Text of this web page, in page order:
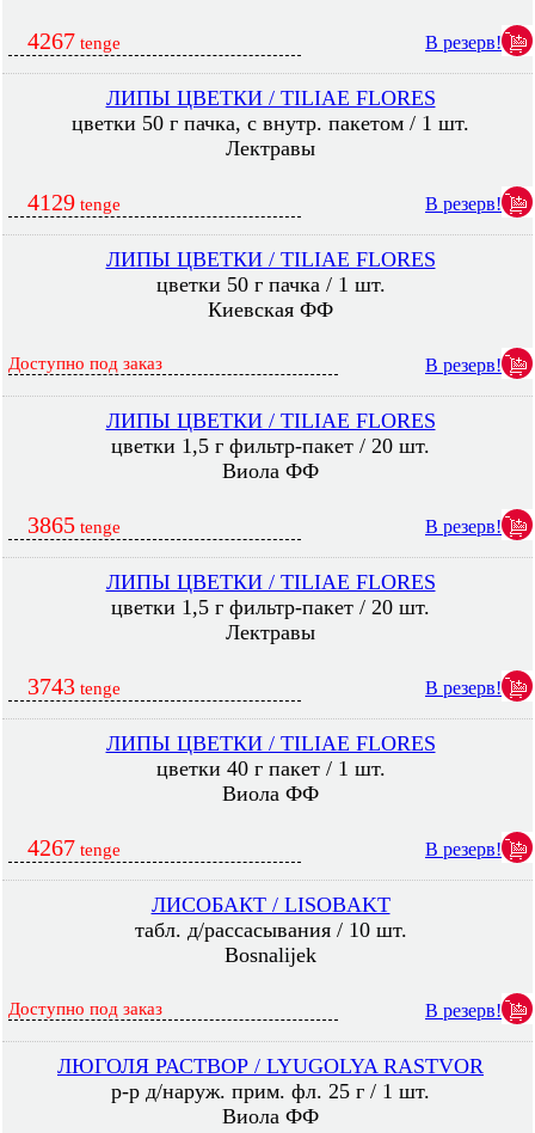
4267 tenge В резерв!
ЛИПЫ ЦВЕТКИ / TILIAE FLORES
цветки 50 г пачка, с внутр. пакетом / 1 шт.
Лектравы
4129 tenge В резерв!
ЛИПЫ ЦВЕТКИ / TILIAE FLORES
цветки 50 г пачка / 1 шт.
Киевская ФФ
Доступно под заказ В резерв!
ЛИПЫ ЦВЕТКИ / TILIAE FLORES
цветки 1,5 г фильтр-пакет / 20 шт.
Виола ФФ
3865 tenge В резерв!
ЛИПЫ ЦВЕТКИ / TILIAE FLORES
цветки 1,5 г фильтр-пакет / 20 шт.
Лектравы
3743 tenge В резерв!
ЛИПЫ ЦВЕТКИ / TILIAE FLORES
цветки 40 г пакет / 1 шт.
Виола ФФ
4267 tenge В резерв!
ЛИСОБАКТ / LISOBAKT
табл. д/рассасывания / 10 шт.
Bosnalijek
Доступно под заказ В резерв!
ЛЮГОЛЯ РАСТВОР / LYUGOLYA RASTVOR
р-р д/наруж. прим. фл. 25 г / 1 шт.
Виола ФФ